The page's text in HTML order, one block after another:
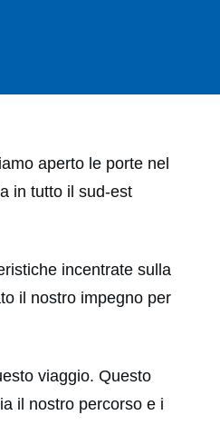
aperto le porte nel
in tutto il sud-est
incentrate sulla
il nostro impegno per
viaggio. Questo
il nostro percorso e i